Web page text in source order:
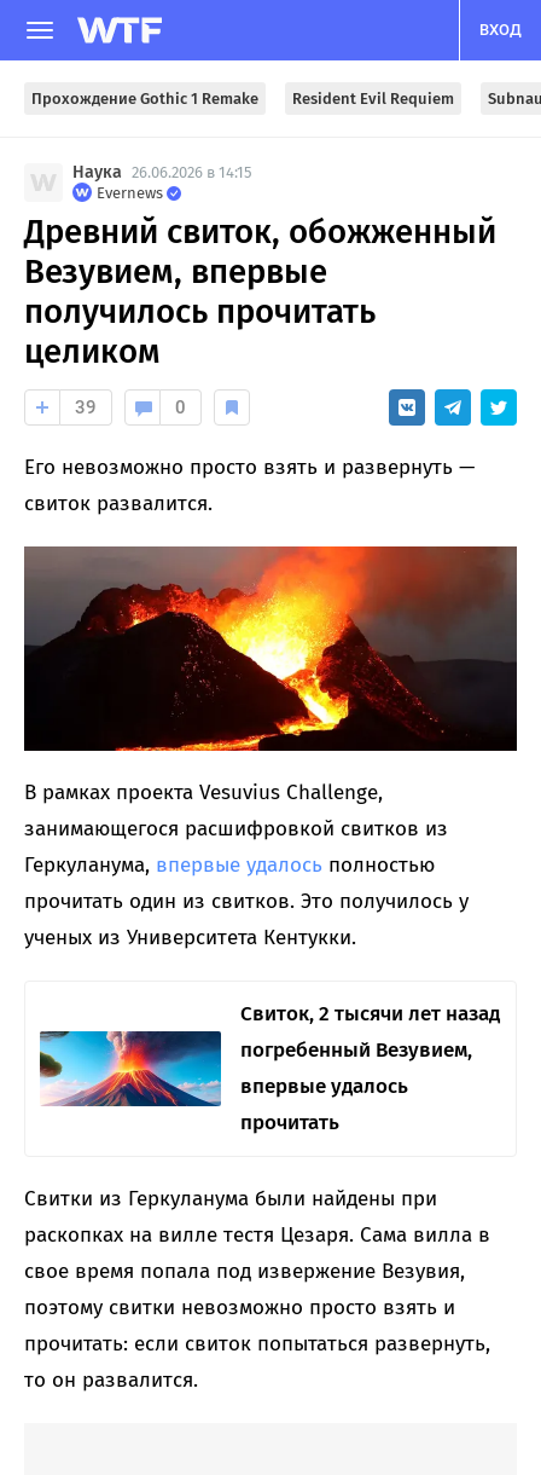
ВХОД
Прохождение Gothic 1 Remake Resident Evil Requiem
Наука 26.06.2026 в 14:15
Evernews
Древний свиток, обожженный
Везувием, впервые
получилось прочитать
целиком
39 0
Его невозможно просто взять и развернуть —
свиток развалится.
В рамках проекта Vesuvius Challenge,
занимающегося расшифровкой свитков из
Геркуланума, впервые удалось полностью
прочитать один из свитков. Это получилось у
ученых из Университета Кентукки.
Свиток, 2 тысячи лет назад
погребенный Везувием,
впервые удалось
прочитать
Свитки из Геркуланума были найдены при
раскопках на вилле тестя Цезаря. Сама вилла в
свое время попала под извержение Везувия,
поэтому свитки невозможно просто взять и
прочитать: если свиток попытаться развернуть,
то он развалится.